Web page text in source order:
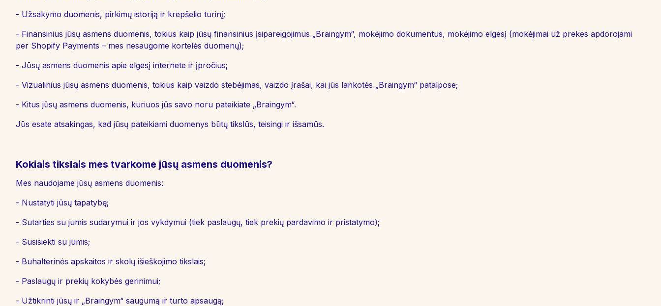
- Užsakymo duomenis, pirkimų istoriją ir krepšelio turinį;
- Finansinius jūsų asmens duomenis, tokius kaip jūsų finansinius įsipareigojimus „Braingym“, mokėjimo dokumentus, mokėjimo elgesį (mokėjimai už prekes apdorojami
per Shopify Payments – mes nesaugome kortelės duomenų);
- Jūsų asmens duomenis apie elgesį internete ir įpročius;
- Vizualinius jūsų asmens duomenis, tokius kaip vaizdo stebėjimas, vaizdo įrašai, kai jūs lankotės „Braingym“ patalpose;
- Kitus jūsų asmens duomenis, kuriuos jūs savo noru pateikiate „Braingym“.
Jūs esate atsakingas, kad jūsų pateikiami duomenys būtų tikslūs, teisingi ir išsamūs.
Kokiais tikslais mes tvarkome jūsų asmens duomenis?
Mes naudojame jūsų asmens duomenis:
- Nustatyti jūsų tapatybę;
- Sutarties su jumis sudarymui ir jos vykdymui (tiek paslaugų, tiek prekių pardavimo ir pristatymo);
- Susisiekti su jumis;
- Buhalterinės apskaitos ir skolų išieškojimo tikslais;
- Paslaugų ir prekių kokybės gerinimui;
- Užtikrinti jūsų ir „Braingym“ saugumą ir turto apsaugą;